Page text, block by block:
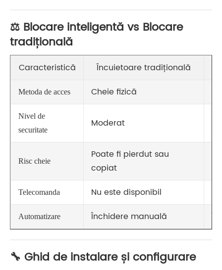
⚖️ Blocare inteligentă vs Blocare
tradițională
Caracteristică Încuietoare tradițională
Metoda de acces Cheie fizică
Nivel de
securitate
Moderat
Risc cheie
Poate fi pierdut sau
copiat
Telecomanda Nu este disponibil
Automatizare Închidere manuală
🔧 Ghid de instalare și configurare